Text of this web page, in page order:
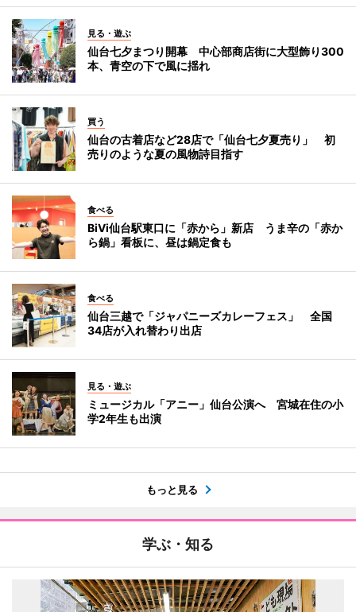
見る・遊ぶ
仙台七夕まつり開幕 中心部商店街に大型飾り300
本、青空の下で風に揺れ
買う
仙台の古着店など28店で「仙台七夕夏売り」 初
売りのような夏の風物詩目指す
食べる
BiVi仙台駅東口に「赤から」新店 うま辛の「赤か
ら鍋」看板に、昼は鍋定食も
食べる
仙台三越で「ジャパニーズカレーフェス」 全国
34店が入れ替わり出店
見る・遊ぶ
ミュージカル「アニー」仙台公演へ 宮城在住の小
学2年生も出演
もっと見る
学ぶ・知る